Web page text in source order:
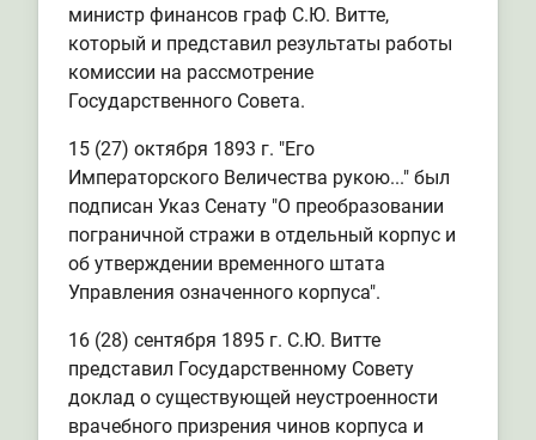
министр финансов граф С.Ю. Витте,
который и представил результаты работы
комиссии на рассмотрение
Государственного Совета.
15 (27) октября 1893 г. "Его
Императорского Величества рукою..." был
подписан Указ Сенату "О преобразовании
пограничной стражи в отдельный корпус и
об утверждении временного штата
Управления означенного корпуса".
16 (28) сентября 1895 г. С.Ю. Витте
представил Государственному Совету
доклад о существующей неустроенности
врачебного призрения чинов корпуса и